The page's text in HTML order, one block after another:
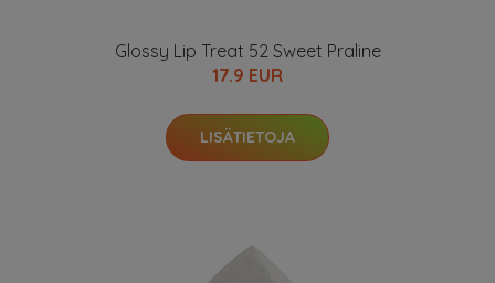
Glossy Lip Treat 52 Sweet Praline
17.9 EUR
LISÄTIETOJA